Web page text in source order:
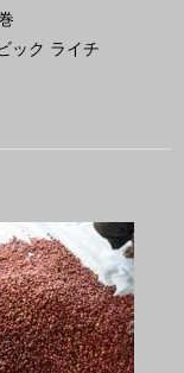
ック ライチ